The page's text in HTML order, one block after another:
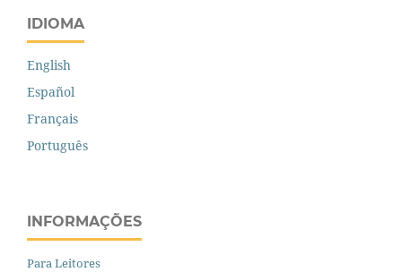
IDIOMA
English
Español
Français
Português
INFORMAÇÕES
Para Leitores